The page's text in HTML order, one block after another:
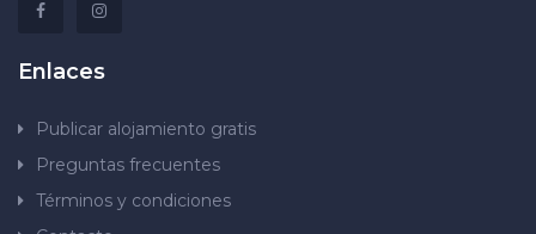
Enlaces
Publicar alojamiento gratis
Preguntas frecuentes
Términos y condiciones